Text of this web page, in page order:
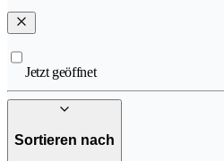
Jetzt geöffnet
Sortieren nach